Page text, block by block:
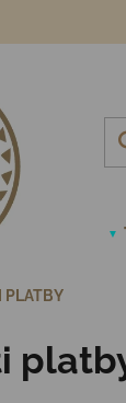
PLATBY